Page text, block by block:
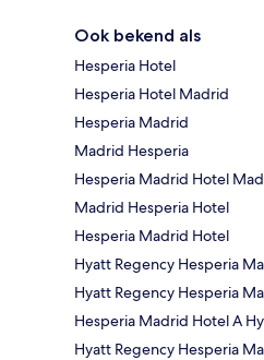
Ook bekend als
Hesperia Hotel
Hesperia Hotel Madrid
Hesperia Madrid
Madrid Hesperia
Hesperia Madrid Hotel
Madrid Hesperia Hotel
Hesperia Madrid Hotel
Hyatt Regency Hesperia
Hyatt Regency Hesperia
Hesperia Madrid Hotel A
Hyatt Regency Hesperia